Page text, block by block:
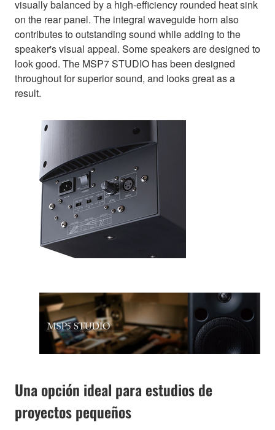
visually balanced by a high-efficiency rounded heat sink
on the rear panel. The integral waveguide horn also
contributes to outstanding sound while adding to the
speaker's visual appeal. Some speakers are designed to
look good. The MSP7 STUDIO has been designed
throughout for superior sound, and looks great as a
result.
Una opción ideal para estudios de
proyectos pequeños